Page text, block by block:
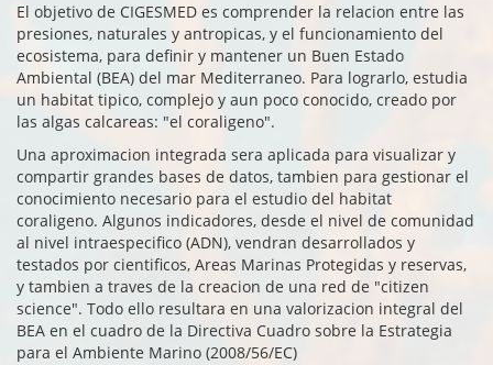
El objetivo de CIGESMED es comprender la relacion entre las
presiones, naturales y antropicas, y el funcionamiento del
ecosistema, para definir y mantener un Buen Estado
Ambiental (BEA) del mar Mediterraneo. Para lograrlo, estudia
un habitat tipico, complejo y aun poco conocido, creado por
las algas calcareas: "el coraligeno".
Una aproximacion integrada sera aplicada para visualizar y
compartir grandes bases de datos, tambien para gestionar el
conocimiento necesario para el estudio del habitat
coraligeno. Algunos indicadores, desde el nivel de comunidad
al nivel intraespecifico (ADN), vendran desarrollados y
testados por cientificos, Areas Marinas Protegidas y reservas,
y tambien a traves de la creacion de una red de "citizen
science". Todo ello resultara en una valorizacion integral del
BEA en el cuadro de la Directiva Cuadro sobre la Estrategia
para el Ambiente Marino (2008/56/EC)